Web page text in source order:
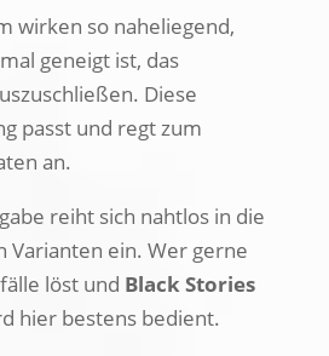
wirken so naheliegend,
geneigt ist, das
Diese
passt und regt zum
an.
reiht sich nahtlos in die
Varianten ein. Wer gerne
löst und Black Stories
hier bestens bedient.